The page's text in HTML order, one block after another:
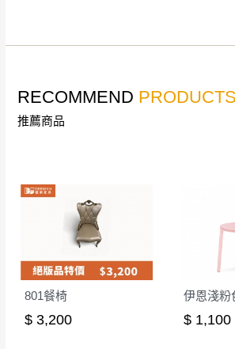
加收說明
。
是全新狀態且完整包裝，床墊
由於透過電腦螢幕選購商品，
電腦螢幕的設定色差或解析度
際商品的顏色、質感稍有不同
退換貨，需自付來回運費及人
訂購前詳加確認。(包含商品
訂購前請確認商品尺寸，大型
丈量，難免會有些許誤差值(約
RECOMMEND PRODUCTS
推薦商品
801餐椅
$ 3,200
伊恩淺粉
$ 1,100